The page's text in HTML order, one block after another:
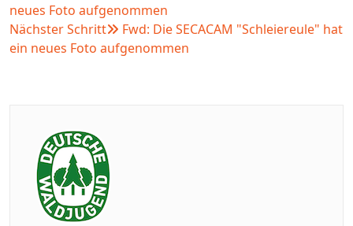
neues Foto aufgenommen
Nächster Schritt
Fwd: Die SECACAM "Schleiereule" hat
ein neues Foto aufgenommen